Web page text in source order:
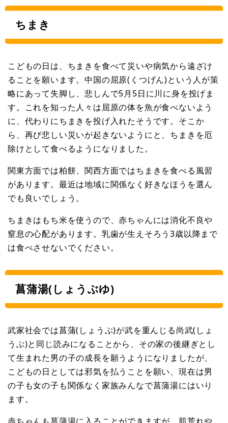
ちまき
こどもの日は、ちまきを食べて災いや病気から遠ざけ
ることを願います。中国の屈原(くつげん)という人が策
略にあって失脚し、悲しんで5月5日に川に身を投げま
す。これを知った人々は屈原の体を魚が食べないよう
に、代わりにちまきを投げ入れたそうです。そこか
ら、再び悲しい災いが起きないようにと、ちまきを厄
除けとして食べるようになりました。
関東方面では柏餅、関西方面ではちまきを食べる風習
があります。最近は地域に関係なく好きなほうを選ん
でも良いでしょう。
ちまきはもち米を使うので、赤ちゃんには消化不良や
窒息の心配があります。乳歯が生えそろう3歳以降まで
は食べさせないでください。
菖蒲湯(しょうぶゆ)
武家社会では菖蒲(しょうぶ)が武を重んじる尚武(しょ
うぶ)と同じ読みになることから、その家の後継ぎとし
て生まれた男の子の成長を願うようになりましたが、
こどもの日としては邪気を払うことを願い、現在は男
の子も女の子も関係なく家族みんなで菖蒲湯にはいり
ます。